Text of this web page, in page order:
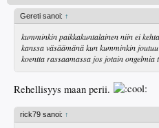
Gereti sanoi: ↑
kumminkin paikkakuntalainen niin ei
kanssa väsäämänä kun kumminkin
koentta rassaamassa jos jotain ongelmia
Rehellisyys maan perii.
rick79 sanoi: ↑